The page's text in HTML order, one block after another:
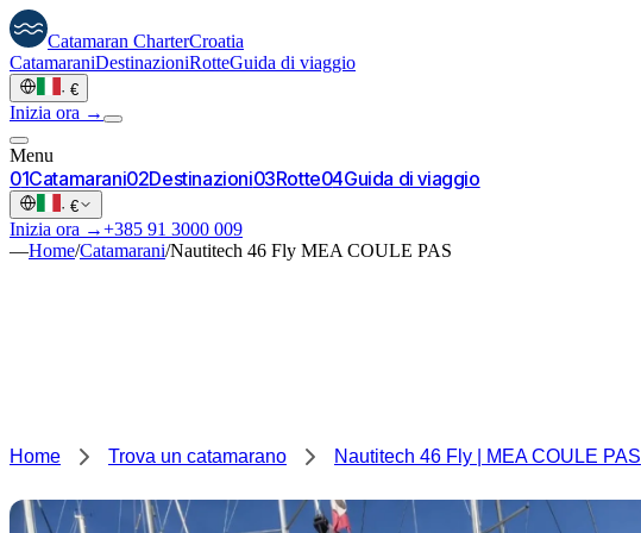
Catamaran CharterCroatia
CatamaraniDestinazioniRotteGuida di viaggio
· €
Inizia ora →
Menu
01Catamarani02Destinazioni03Rotte04Guida di viaggio
· €
Inizia ora →+385 91 3000 009
—Home/Catamarani/Nautitech 46 Fly MEA COULE PAS
Home Trova un catamarano Nautitech 46 Fly | MEA COULE PAS